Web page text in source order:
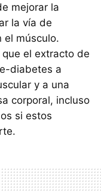
mejorar la
la vía de
el músculo.
el extracto de
diabetes a
y a una
corporal, incluso
si estos